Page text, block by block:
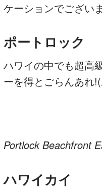
ケーションでございま
ポートロック
ハワイの中でも超高
ーを得とごらんあれ!(
Portlock Beachfront
ハワイカイ